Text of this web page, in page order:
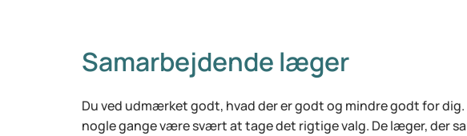
Samarbejdende læger
Du ved udmærket godt, hvad der er godt og mindre godt for dig.
nogle gange være svært at tage det rigtige valg. De læger, der